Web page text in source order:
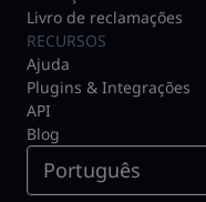
Livro de reclamações
RECURSOS
Ajuda
Plugins & Integrações
API
Blog
Português